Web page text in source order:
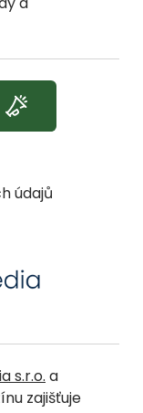
údajů
s.r.o. a
zajišťuje